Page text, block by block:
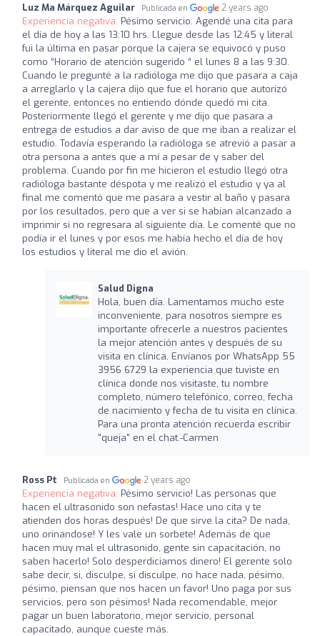
Luz Ma Márquez Aguilar Publicada en 2 years ago
Experiencia negativa: Pésimo servicio. Agendé una cita para
el día de hoy a las 13:10 hrs. Llegue desde las 12:45 y literal
fui la última en pasar porque la cajera se equivocó y puso
como “Horario de atención sugerido “ el lunes 8 a las 9:30.
Cuando le pregunté a la radióloga me dijo que pasara a caja
a arreglarlo y la cajera dijo que fue el horario que autorizó
el gerente, entonces no entiendo dónde quedó mi cita.
Posteriormente llegó el gerente y me dijo que pasara a
entrega de estudios a dar aviso de que me iban a realizar el
estudio. Todavía esperando la radióloga se atrevió a pasar a
otra persona a antes que a mí a pesar de y saber del
problema. Cuando por fin me hicieron el estudio llegó otra
radióloga bastante déspota y me realizó el estudio y ya al
final me comentó que me pasara a vestir al baño y pasara
por los resultados, pero que a ver si se habían alcanzado a
imprimir si no regresara al siguiente día. Le comenté que no
podía ir el lunes y por esos me había hecho el día de hoy
los estudios y literal me dio el avión.
Salud Digna
Hola, buen día. Lamentamos mucho este
inconveniente, para nosotros siempre es
importante ofrecerle a nuestros pacientes
la mejor atención antes y después de su
visita en clínica. Envíanos por WhatsApp 55
3956 6729 la experiencia que tuviste en
clínica donde nos visitaste, tu nombre
completo, número telefónico, correo, fecha
de nacimiento y fecha de tu visita en clínica.
Para una pronta atención recuerda escribir
"queja" en el chat.-Carmen
Ross Pt Publicada en 2 years ago
Experiencia negativa: Pésimo servicio! Las personas que
hacen el ultrasonido son nefastas! Hace uno cita y te
atienden dos horas después! De que sirve la cita? De nada,
uno orinandose! Y les vale un sorbete! Además de que
hacen muy mal el ultrasonido, gente sin capacitación, no
saben hacerlo! Solo desperdiciamos dinero! El gerente solo
sabe decir, si, disculpe, si disculpe, no hace nada, pésimo,
pésimo, piensan que nos hacen un favor! Uno paga por sus
servicios, pero son pésimos! Nada recomendable, mejor
pagar un buen laboratorio, mejor servicio, personal
capacitado, aunque cueste más.